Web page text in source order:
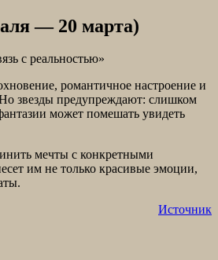
— 20 марта)
с реальностью»
романтичное настроение и
звезды предупреждают: слишком
может помешать увидеть
мечты с конкретными
им не только красивые эмоции,
Источник